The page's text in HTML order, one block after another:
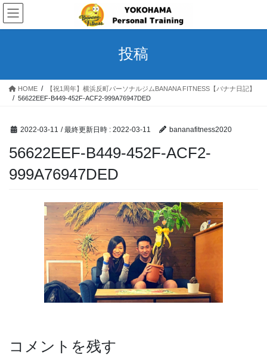
コ
ン
テ
ス
ナ
ビ
ゲ
ン
投稿
HOME
【祝1周年】横浜反町パーソナルジムBANANA FITNESS【バナナ日記】
56622EEF-B449-452F-ACF2-999A76947DED
2022-03-11 / 最終更新日時 : 2022-03-11 bananafitness2020
56622EEF-B449-452F-ACF2-
999A76947DED
コメントを残す